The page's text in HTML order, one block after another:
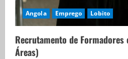
Angola Emprego Lobito
Recrutamento de Formadores
Áreas)